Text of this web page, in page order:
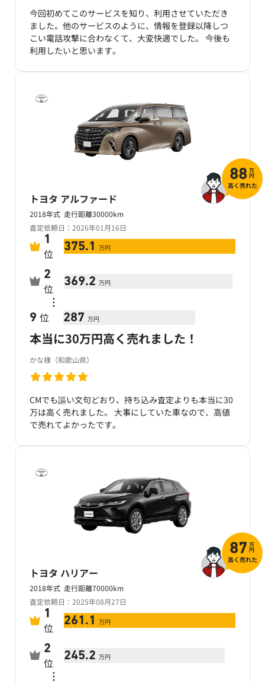
今回初めてこのサービスを知り、利用させていただき
ました。他のサービスのように、情報を登録以降しつ
こい電話攻撃に合わなくて、大変快適でした。 今後も
利用したいと思います。
トヨタ アルファード
2018年式 走行距離30000km
査定依頼日：2026年01月16日
本当に30万円高く売れました！
かな様（和歌山県）
CMでも謳い文句どおり、持ち込み査定よりも本当に30
万は高く売れました。 大事にしていた車なので、高値
で売れてよかったです。
88 万
円
高く売れた
1
位 375.1 万円
2
位 369.2 万円
…
9 位 287 万円
トヨタ ハリアー
2018年式 走行距離70000km
査定依頼日：2025年08月27日
87 万
円
高く売れた
1
位 261.1 万円
2
位 245.2 万円
…